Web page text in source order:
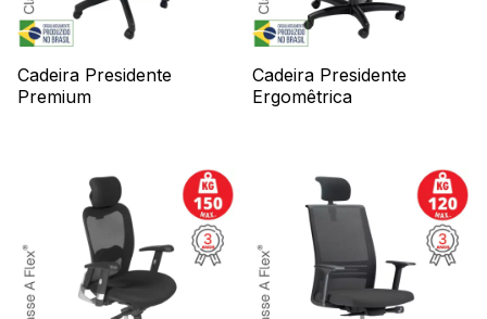
Cadeira Presidente
Premium
Cadeira Presidente
Ergomêtrica